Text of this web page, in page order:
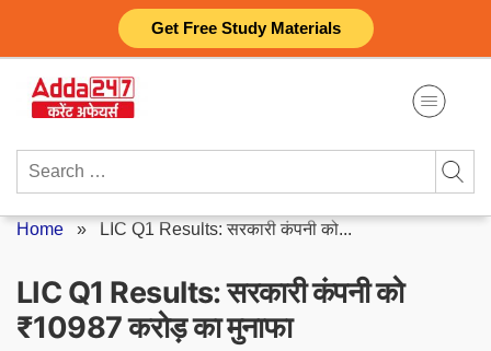
Get Free Study Materials
content
Search
Home » LIC Q1 Results: सरकारी कंपनी को...
LIC Q1 Results: सरकारी कंपनी को
₹10987 करोड़ का मुनाफा